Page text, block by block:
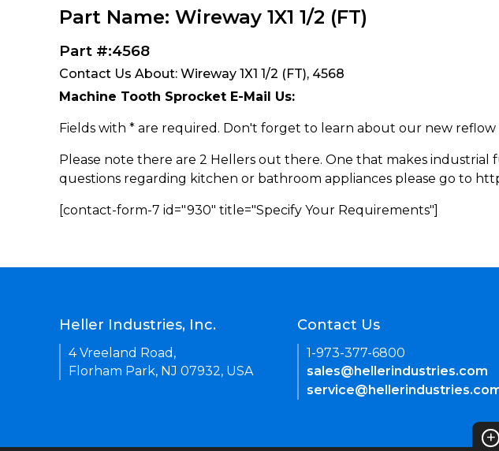
Part Name: Wireway 1X1 1/2 (FT)
Part #:4568
Contact Us About: Wireway 1X1 1/2 (FT), 4568
Machine Tooth Sprocket E-Mail Us:
Fields with * are required. Don't forget to learn about our new reflow
Please note there are 2 Hellers out there. One that makes
questions regarding kitchen or bathroom appliances please go to
[contact-form-7 id="930" title="Specify Your Requirements"]
Heller Industries, Inc.
4 Vreeland Road,
Florham Park, NJ 07932, USA
Contact Us
1-973-377-6800
sales@hellerindustries.com
+